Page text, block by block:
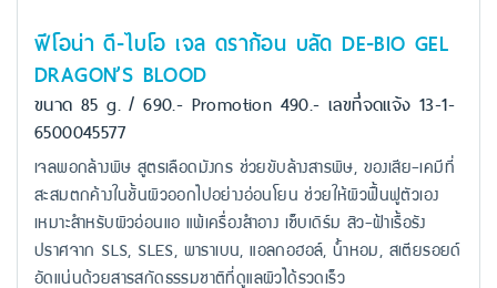
ฟีโอน่า ดี-ไบโอ เจล ดราก้อน บลัด DE-BIO GEL
DRAGON’S BLOOD
ขนาด 85 g. / 690.- Promotion 490.- เลขที่จดแจ้ง 13-1-
6500045577
เจลพอกล้างพิษ สูตรเลือดมังกร ช่วยขับล้างสารพิษ, ของเสีย-เคมีที่
สะสมตกค้างในชั้นผิวออกไปอย่างอ่อนโยน ช่วยให้ผิวฟื้นฟูตัวเอง
เหมาะสำหรับผิวอ่อนแอ แพ้เครื่องสำอาง เซ็บเดิร์ม สิว-ฝ้าเรื้อรัง
ปราศจาก SLS, SLES, พาราเบน, แอลกอฮอล์, น้ำหอม, สเตียรอยด์
อัดแน่นด้วยสารสกัดธรรมชาติที่ดูแลผิวได้รวดเร็ว